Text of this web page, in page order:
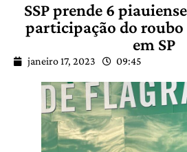
SSP prende 6
participação do roubo
em SP
janeiro 17, 2023 09:45